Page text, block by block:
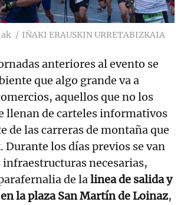
IÑAKI ERAUSKIN URRETABIZKAIA
anteriores al evento se
que algo grande va a
aquellos que no los
llenan de carteles informativos
de las carreras de montaña que
Durante los días previos se van
necesarias,
de lalinea de salida y
la plaza San Martín de Loinaz,